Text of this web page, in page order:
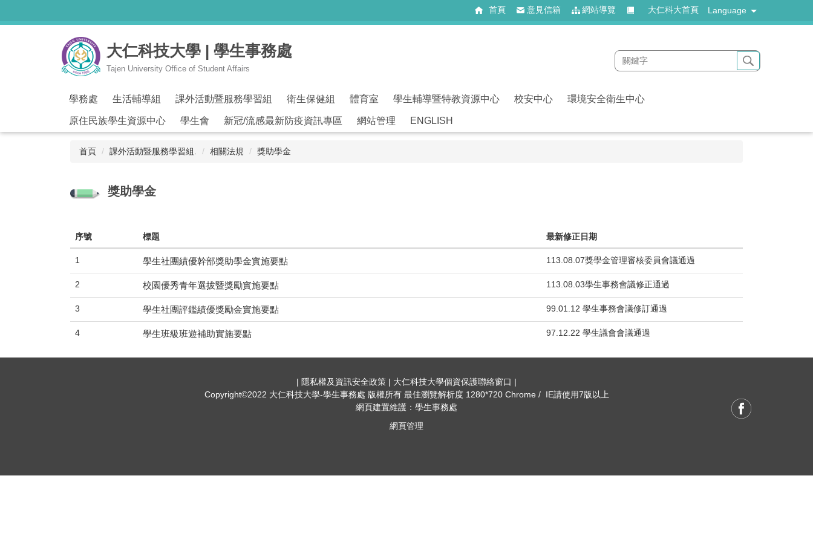
大仁科技大學 | 學生事務處
Tajen University Office of Student Affairs
首頁 意見信箱 網站導覽 大仁科大首頁 Language
學務處 生活輔導組 課外活動暨服務學習組 衛生保健組 體育室 學生輔導暨特教資源中心 校安中心 環境安全衛生中心
原住民族學生資源中心 學生會 新冠/流感最新防疫資訊專區 網站管理 ENGLISH
首頁 課外活動暨服務學習組. 相關法規 獎助學金
獎助學金
序號 標題 最新修正日期
1 學生社團績優幹部獎助學金實施要點 113.08.07獎學金管理審核委員會議通過
2 校園優秀青年選拔暨獎勵實施要點 113.08.03學生事務會議修正通過
3 學生社團評鑑績優獎勵金實施要點 99.01.12 學生事務會議修訂通過
4 學生班級班遊補助實施要點 97.12.22 學生議會會議通過
| 隱私權及資訊安全政策 | 大仁科技大學個資保護聯絡窗口 |
Copyright©2022 大仁科技大學-學生事務處 版權所有 最佳瀏覽解析度 1280*720 Chrome / IE請使用7版以上
網頁建置維護：學生事務處
網頁管理